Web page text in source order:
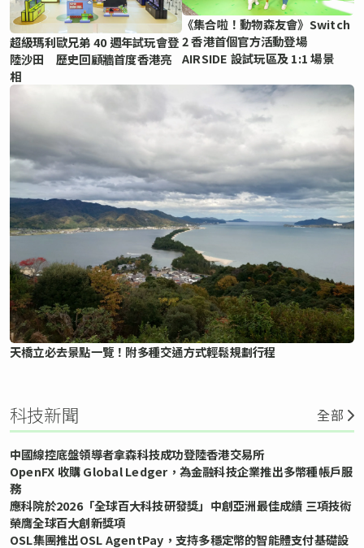
超級瑪利歐兄弟 40 週年試玩會登
陸沙田 歷史回顧牆首度香港亮
相
《集合啦！動物森友會》Switch
2 香港首個官方活動登場
AIRSIDE 設試玩區及 1:1 場景
天橋立必去景點一覽！附多種交通方式輕鬆規劃行程
科技新聞 全部
中國線控底盤領導者拿森科技成功登陸香港交易所
OpenFX 收購 Global Ledger，為金融科技企業推出多幣種帳戶服
務
應科院於2026「全球百大科技研發獎」中創亞洲最佳成績 三項技術
榮膺全球百大創新獎項
OSL集團推出OSL AgentPay，支持多穩定幣的智能體支付基礎設